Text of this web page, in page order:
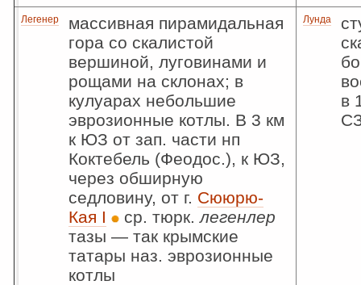
Легенер
массивная пирамидальная
гора со скалистой
вершиной, луговинами и
рощами на склонах; в
кулуарах небольшие
эврозионные котлы. В 3 км
к ЮЗ от зап. части нп
Коктебель (Феодос.), к ЮЗ,
через обширную
седловину, от г. Сююрю-
Кая I
ср. тюрк.легенлер
тазы — так крымские
татары наз. эврозионные
котлы
Лунда
в